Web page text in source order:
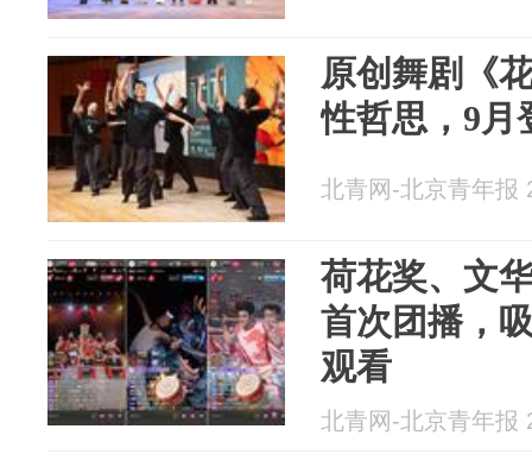
原创舞剧《
性哲思，9月
北青网-北京青年报
荷花奖、文
首次团播，
观看
北青网-北京青年报